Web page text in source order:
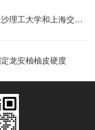
上海腾拔质构仪助力长沙理工大学和上海交通大学联合在国际食品期刊发表论文
定龙安柚柚皮硬度